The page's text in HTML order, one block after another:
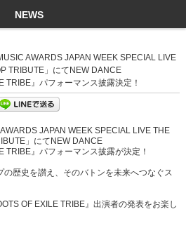
NEWS
AWARDS JAPAN WEEK SPECIAL LIVE
TRIBUTE」にてNEW DANCE
TRIBE』パフォーマンス披露決定！
JAPAN WEEK SPECIAL LIVE THE
」にてNEW DANCE
TRIBE』パフォーマンス披露が決定！
歴史を讃え、そのバトンを未来へつなぐス
OF EXILE TRIBE』出演者の発表をお楽し